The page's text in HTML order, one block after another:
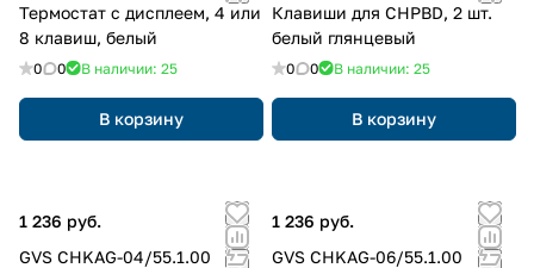
Термостат с дисплеем, 4 или
8 клавиш, белый
0 0 В наличии: 25
В корзину
Клавиши для CHPBD, 2 шт.
белый глянцевый
0 0 В наличии: 25
В корзину
1 236 руб.
GVS CHKAG-04/55.1.00
1 236 руб.
GVS CHKAG-06/55.1.00